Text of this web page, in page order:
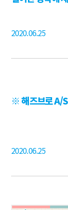
2020.06.25
※ 해즈브로 A/S
2020.06.25